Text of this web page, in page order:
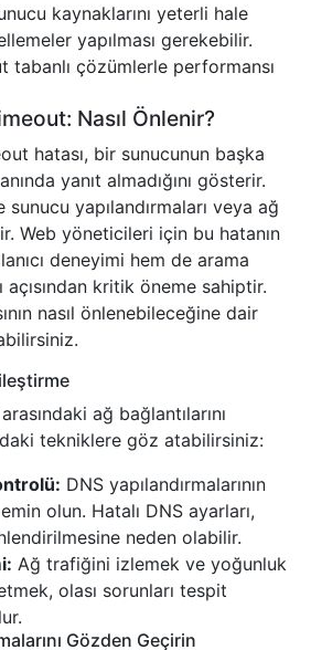
kaynaklarını yeterli hale
yapılması gerekebilir.
tabanlı çözümlerle performansı
Nasıl Önlenir?
hatası, bir sunucunun başka
yanıt almadığını gösterir.
yapılandırmaları veya ağ
Web yöneticileri için bu hatanın
deneyimi hem de arama
açısından kritik öneme sahiptir.
nasıl önlenebileceğine dair
ağ bağlantılarını
tekniklere göz atabilirsiniz:
DNS yapılandırmalarının
olun. Hatalı DNS ayarları,
neden olabilir.
Ağ trafiğini izlemek ve yoğunluk
olası sorunları tespit
Gözden Geçirin